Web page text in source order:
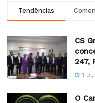
Tendências
CS
247,
1
O